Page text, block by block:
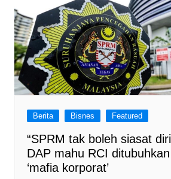
Berita Bisnes Featured
“SPRM tak boleh siasat
DAP mahu RCI
‘mafia korporat’